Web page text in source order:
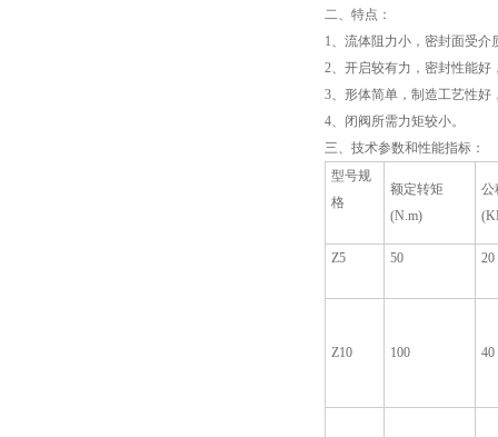
二、特点：
1、流体阻力小，密封面受
2、开启较有力，密封性能好
3、形体简单，制造工艺性好
4、闭阀所需力矩较小。
三、技术参数和性能指标：
型号规
格
额定转矩
(N.m)
公
Z5 50 20
Z10 100 40